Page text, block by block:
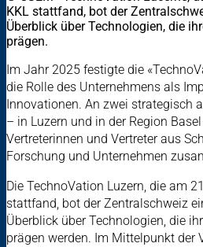
KKL stattfand, bot der
Überblick über Technologien, die
prägen.
Im Jahr 2025 festigte die
die Rolle des Unternehmens als
Innovationen. An zwei strategisch
– in Luzern und in der Region
Vertreterinnen und Vertreter aus
Forschung und Unternehmen
Die TechnoVation Luzern, die am
stattfand, bot der Zentralschweiz
Überblick über Technologien, die
prägen werden. Im Mittelpunkt der